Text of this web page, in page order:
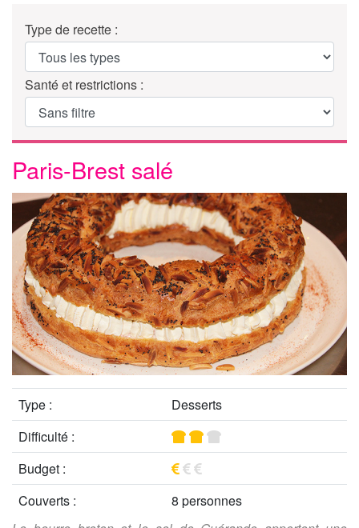
Type de recette :
Santé et restrictions :
Paris-Brest salé
Type :
Desserts
Difficulté :
Budget :
Couverts :
8 personnes